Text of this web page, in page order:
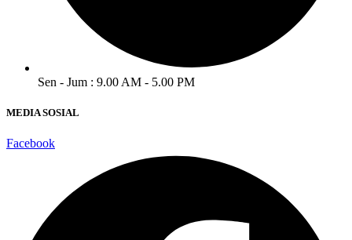
Sen - Jum : 9.00 AM - 5.00 PM
MEDIA SOSIAL
Facebook